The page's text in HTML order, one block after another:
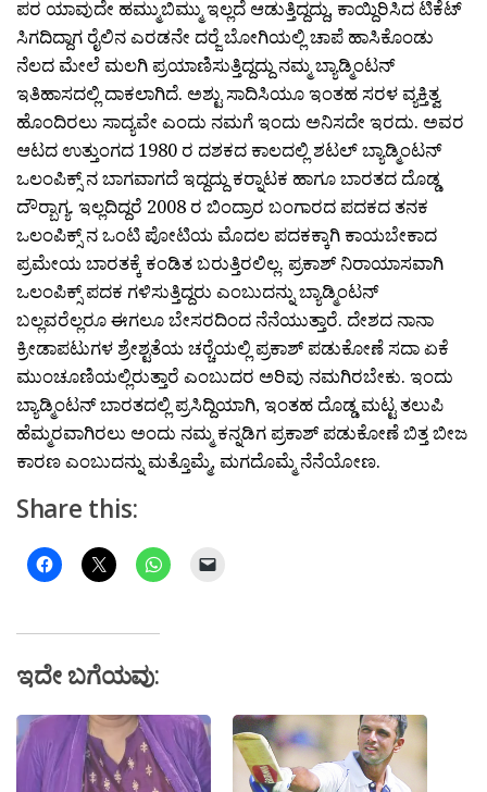
ಪರ ಯಾವುದೇ ಹಮ್ಮುಬಿಮ್ಮು ಇಲ್ಲದೆ ಆಡುತ್ತಿದ್ದದ್ದು, ಕಾಯ್ದಿರಿಸಿದ ಟಿಕೆಟ್
ಸಿಗದಿದ್ದಾಗ ರೈಲಿನ ಎರಡನೇ ದರ‍್ಜೆ ಬೋಗಿಯಲ್ಲಿ ಚಾಪೆ ಹಾಸಿಕೊಂಡು
ನೆಲದ ಮೇಲೆ ಮಲಗಿ ಪ್ರಯಾಣಿಸುತ್ತಿದ್ದದ್ದು ನಮ್ಮ ಬ್ಯಾಡ್ಮಿಂಟನ್
ಇತಿಹಾಸದಲ್ಲಿ ದಾಕಲಾಗಿದೆ. ಅಶ್ಟು ಸಾದಿಸಿಯೂ ಇಂತಹ ಸರಳ ವ್ಯಕ್ತಿತ್ವ
ಹೊಂದಿರಲು ಸಾದ್ಯವೇ ಎಂದು ನಮಗೆ ಇಂದು ಅನಿಸದೇ ಇರದು. ಅವರ
ಆಟದ ಉತ್ತುಂಗದ 1980 ರ ದಶಕದ ಕಾಲದಲ್ಲಿ ಶಟಲ್ ಬ್ಯಾಡ್ಮಿಂಟನ್
ಒಲಂಪಿಕ್ಸ್ ನ ಬಾಗವಾಗದೆ ಇದ್ದದ್ದು ಕರ‍್ನಾಟಕ ಹಾಗೂ ಬಾರತದ ದೊಡ್ಡ
ದೌರ‍್ಬಾಗ್ಯ. ಇಲ್ಲದಿದ್ದರೆ 2008 ರ ಬಿಂದ್ರಾರ ಬಂಗಾರದ ಪದಕದ ತನಕ
ಒಲಂಪಿಕ್ಸ್ ನ ಒಂಟಿ ಪೋಟಿಯ ಮೊದಲ ಪದಕಕ್ಕಾಗಿ ಕಾಯಬೇಕಾದ
ಪ್ರಮೇಯ ಬಾರತಕ್ಕೆ ಕಂಡಿತ ಬರುತ್ತಿರಲಿಲ್ಲ. ಪ್ರಕಾಶ್ ನಿರಾಯಾಸವಾಗಿ
ಒಲಂಪಿಕ್ಸ್ ಪದಕ ಗಳಿಸುತ್ತಿದ್ದರು ಎಂಬುದನ್ನು ಬ್ಯಾಡ್ಮಿಂಟನ್
ಬಲ್ಲವರೆಲ್ಲರೂ ಈಗಲೂ ಬೇಸರದಿಂದ ನೆನೆಯುತ್ತಾರೆ. ದೇಶದ ನಾನಾ
ಕ್ರೀಡಾಪಟುಗಳ ಶ್ರೇಶ್ಟತೆಯ ಚರ‍್ಚೆಯಲ್ಲಿ ಪ್ರಕಾಶ್ ಪಡುಕೋಣೆ ಸದಾ ಏಕೆ
ಮುಂಚೂಣಿಯಲ್ಲಿರುತ್ತಾರೆ ಎಂಬುದರ ಅರಿವು ನಮಗಿರಬೇಕು. ಇಂದು
ಬ್ಯಾಡ್ಮಿಂಟನ್ ಬಾರತದಲ್ಲಿ ಪ್ರಸಿದ್ದಿಯಾಗಿ, ಇಂತಹ ದೊಡ್ಡ ಮಟ್ಟ ತಲುಪಿ
ಹೆಮ್ಮರವಾಗಿರಲು ಅಂದು ನಮ್ಮ ಕನ್ನಡಿಗ ಪ್ರಕಾಶ್ ಪಡುಕೋಣೆ ಬಿತ್ತ ಬೀಜ
ಕಾರಣ ಎಂಬುದನ್ನು ಮತ್ತೊಮ್ಮೆ, ಮಗದೊಮ್ಮೆ ನೆನೆಯೋಣ.
Share this:
ಇದೇ ಬಗೆಯವು: